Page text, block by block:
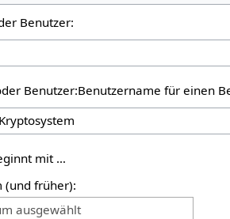
Benutzer:
Benutzer:Benutzername für einen
mit …
(und früher):
ausgewählt